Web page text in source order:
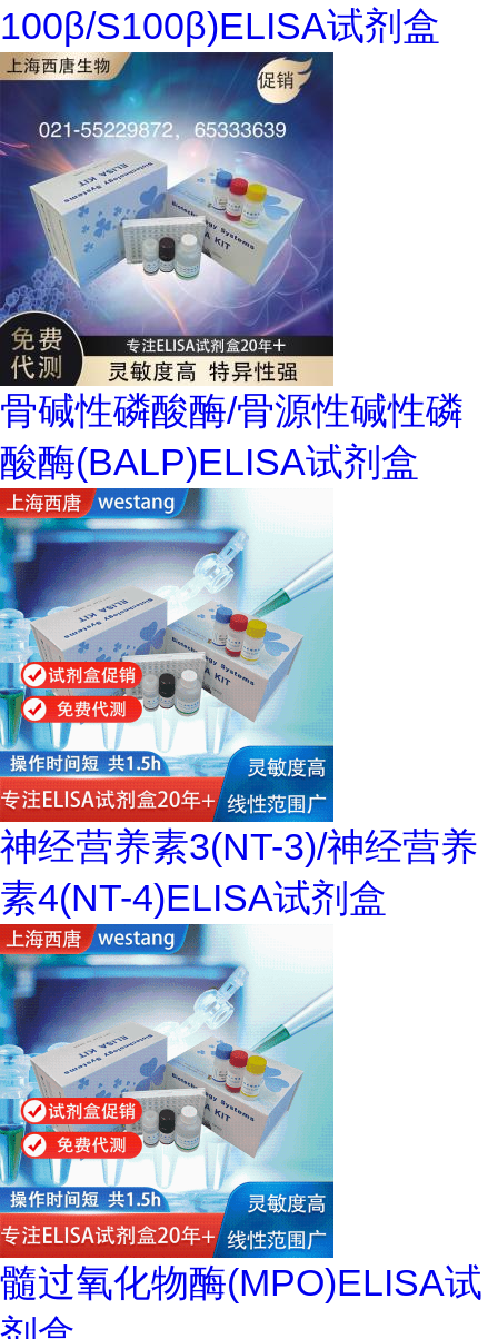
100β/S100β)ELISA试剂盒
骨碱性磷酸酶/骨源性碱性磷
酸酶(BALP)ELISA试剂盒
神经营养素3(NT-3)/神经营养
素4(NT-4)ELISA试剂盒
髓过氧化物酶(MPO)ELISA试